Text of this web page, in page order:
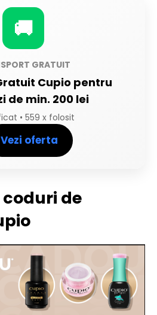
🚚
GRATUIT
Cupio pentru
de min. 200 lei
• 559 x folosit
Vezi oferta
de